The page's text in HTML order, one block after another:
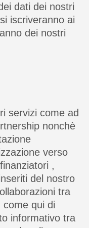
dati dei nostri
iscriveranno ai
dei nostri
servizi come ad
nonchè
verso
,
del nostro
tra
qui di
informativo tra